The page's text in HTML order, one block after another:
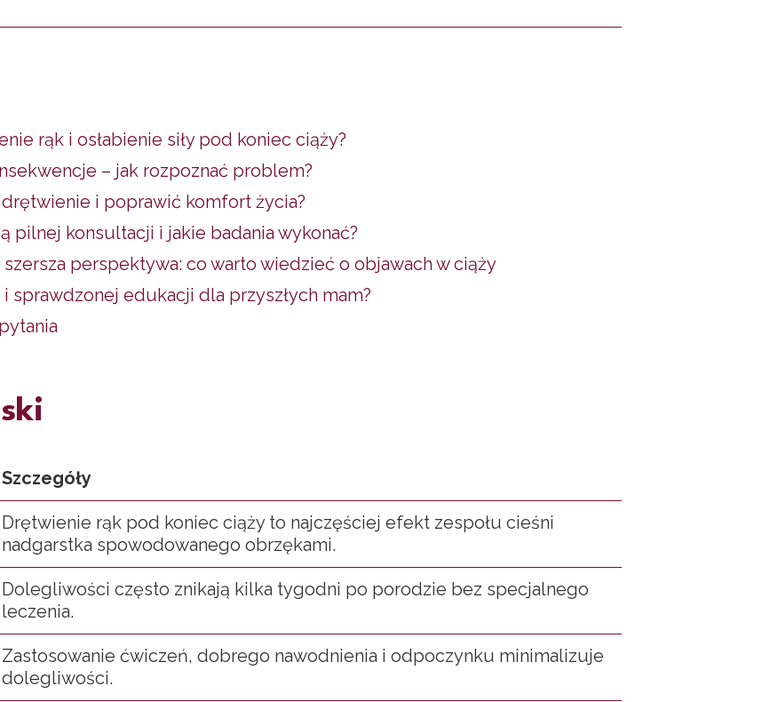
rąk i osłabienie siły pod koniec ciąży?
– jak rozpoznać problem?
i poprawić komfort życia?
pilnej konsultacji i jakie badania wykonać?
perspektywa: co warto wiedzieć o objawach w ciąży
sprawdzonej edukacji dla przyszłych mam?
Szczegóły
Drętwienie rąk pod koniec ciąży to najczęściej efekt zespołu cieśni
nadgarstka spowodowanego obrzękami.
Dolegliwości często znikają kilka tygodni po porodzie bez specjalnego
leczenia.
Zastosowanie ćwiczeń, dobrego nawodnienia i odpoczynku minimalizuje
dolegliwości.